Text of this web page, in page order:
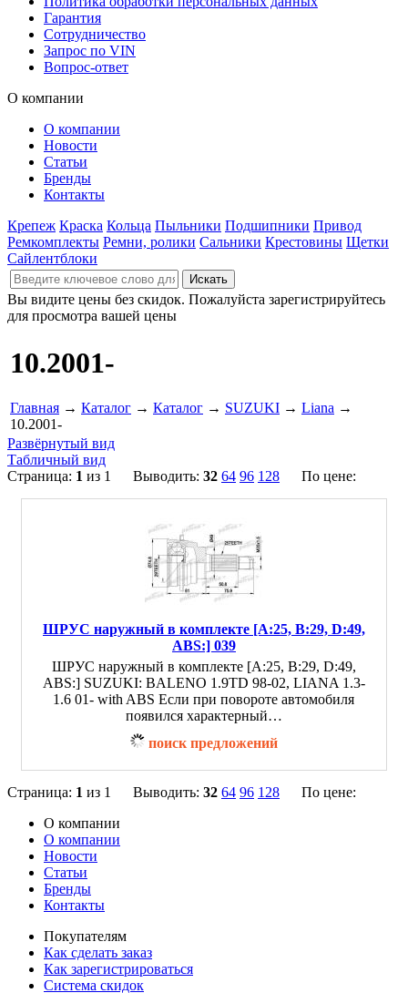
Гарантия
Сотрудничество
Запрос по VIN
Вопрос-ответ
О компании
О компании
Новости
Статьи
Бренды
Контакты
Крепеж Краска Кольца Пыльники Подшипники Привод
Ремкомплекты Ремни, ролики Сальники Крестовины Щетки
Сайлентблоки
Вы видите цены без скидок. Пожалуйста зарегистрируйтесь
для просмотра вашей цены
10.2001-
Главная → Каталог → Каталог → SUZUKI → Liana →
10.2001-
Развёрнутый вид
Табличный вид
Страница: 1 из 1 Выводить: 32 64 96 128 По цене:
ШРУС наружный в комплекте [A:25, B:29, D:49,
ABS:] 039
ШРУС наружный в комплекте [A:25, B:29, D:49,
ABS:] SUZUKI: BALENO 1.9TD 98-02, LIANA 1.3-
1.6 01- with ABS Если при повороте автомобиля
появился характерный…
поиск предложений
Страница: 1 из 1 Выводить: 32 64 96 128
По цене:
О компании
О компании
Новости
Статьи
Бренды
Контакты
Покупателям
Как сделать заказ
Как зарегистрироваться
Система скидок